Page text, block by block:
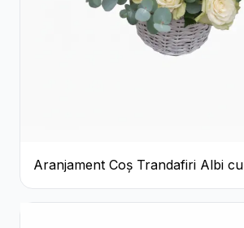
Aranjament Coș Trandafiri Albi cu
Accent Roșu